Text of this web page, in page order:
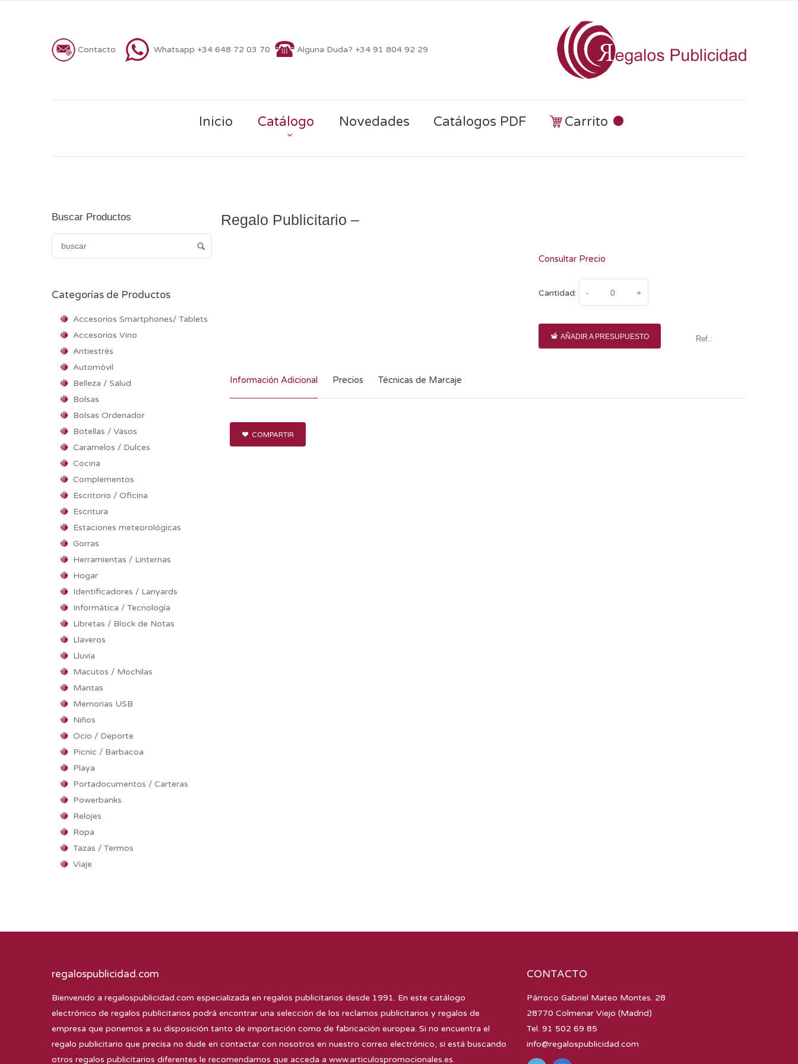
Contacto Whatsapp +34 648 72 03 70 Alguna Duda? +34 91 804 92 29
Inicio Catálogo Novedades Catálogos PDF Carrito
Buscar Productos
Categorías de Productos
Accesorios Smartphones/ Tablets
Accesorios Vino
Antiestrés
Automóvil
Belleza / Salud
Bolsas
Bolsas Ordenador
Botellas / Vasos
Caramelos / Dulces
Cocina
Complementos
Escritorio / Oficina
Escritura
Estaciones meteorológicas
Gorras
Herramientas / Linternas
Hogar
Identificadores / Lanyards
Informática / Tecnología
Libretas / Block de Notas
Llaveros
Lluvia
Macutos / Mochilas
Mantas
Memorias USB
Niños
Ocio / Deporte
Picnic / Barbacoa
Playa
Portadocumentos / Carteras
Powerbanks
Relojes
Ropa
Tazas / Termos
Viaje
Regalo Publicitario –
Consultar Precio
Cantidad:
AÑADIR A PRESUPUESTO Ref.:
Información Adicional Precios Técnicas de Marcaje
COMPARTIR
regalospublicidad.com
Bienvenido a regalospublicidad.com especializada en regalos publicitarios desde 1991. En este catálogo
electrónico de regalos publicitarios podrá encontrar una selección de los reclamos publicitarios y regalos de
empresa que ponemos a su disposición tanto de importación como de fabricación europea. Si no encuentra el
regalo publicitario que precisa no dude en contactar con nosotros en nuestro correo electrónico, si está buscando
otros regalos publicitarios diferentes le recomendamos que acceda a www.articulospromocionales.es.
CONTACTO
Párroco Gabriel Mateo Montes. 28
28770 Colmenar Viejo (Madrid)
Tel. 91 502 69 85
info@regalospublicidad.com